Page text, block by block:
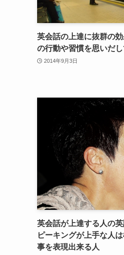
英会話の上達に抜群の
の行動や習慣を思いだ
2014年9月3日
英会話が上達する人の
ピーキングが上手な人
事を表現出来る人